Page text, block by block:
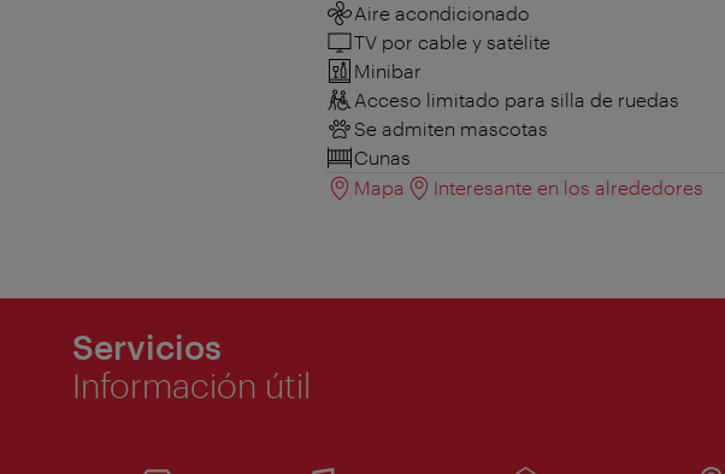
Aire acondicionado
TV por cable y satélite
Minibar
Acceso limitado para silla de ruedas
Se admiten mascotas
Cunas
Mapa
Interesante en los alrededores
Servicios
Información útil